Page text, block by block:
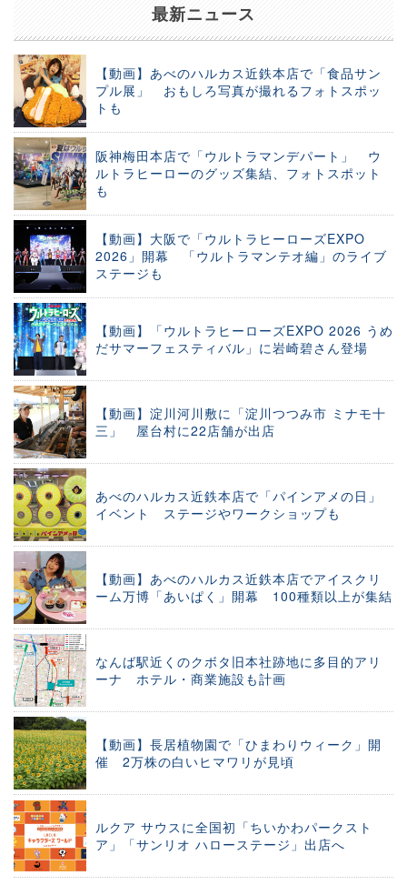
最新ニュース
【動画】あべのハルカス近鉄本店で「食品サン
プル展」 おもしろ写真が撮れるフォトスポッ
トも
阪神梅田本店で「ウルトラマンデパート」 ウ
ルトラヒーローのグッズ集結、フォトスポット
も
【動画】大阪で「ウルトラヒーローズEXPO
2026」開幕 「ウルトラマンテオ編」のライブ
ステージも
【動画】「ウルトラヒーローズEXPO 2026 うめ
だサマーフェスティバル」に岩崎碧さん登場
【動画】淀川河川敷に「淀川つつみ市 ミナモ十
三」 屋台村に22店舗が出店
あべのハルカス近鉄本店で「パインアメの日」
イベント ステージやワークショップも
【動画】あべのハルカス近鉄本店でアイスクリ
ーム万博「あいぱく」開幕 100種類以上が集結
なんば駅近くのクボタ旧本社跡地に多目的アリ
ーナ ホテル・商業施設も計画
【動画】長居植物園で「ひまわりウィーク」開
催 2万株の白いヒマワリが見頃
ルクア サウスに全国初「ちいかわパークスト
ア」「サンリオ ハローステージ」出店へ